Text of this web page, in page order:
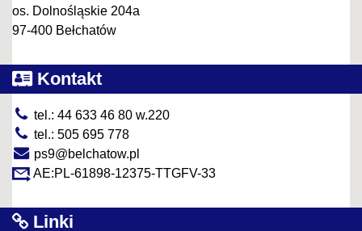
os. Dolnośląskie 204a
97-400 Bełchatów
Kontakt
tel.: 44 633 46 80 w.220
tel.: 505 695 778
ps9@belchatow.pl
AE:PL-61898-12375-TTGFV-33
Linki